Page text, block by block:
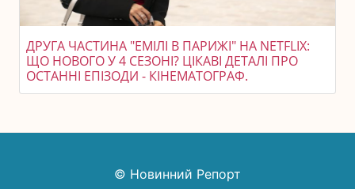
ДРУГА ЧАСТИНА "ЕМІЛІ В ПАРИЖІ" НА NETFLIX:
ЩО НОВОГО У 4 СЕЗОНІ? ЦІКАВІ ДЕТАЛІ ПРО
ОСТАННІ ЕПІЗОДИ - КІНЕМАТОГРАФ.
© Новинний Репорт